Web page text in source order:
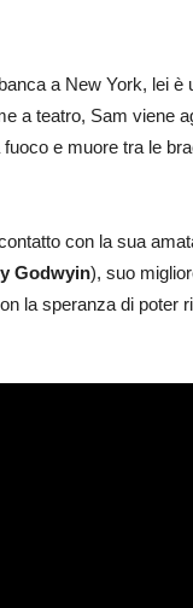
a New York, lei è
a teatro, Sam viene
e muore tra le
con la sua
Godwyin), suo
la speranza di poter